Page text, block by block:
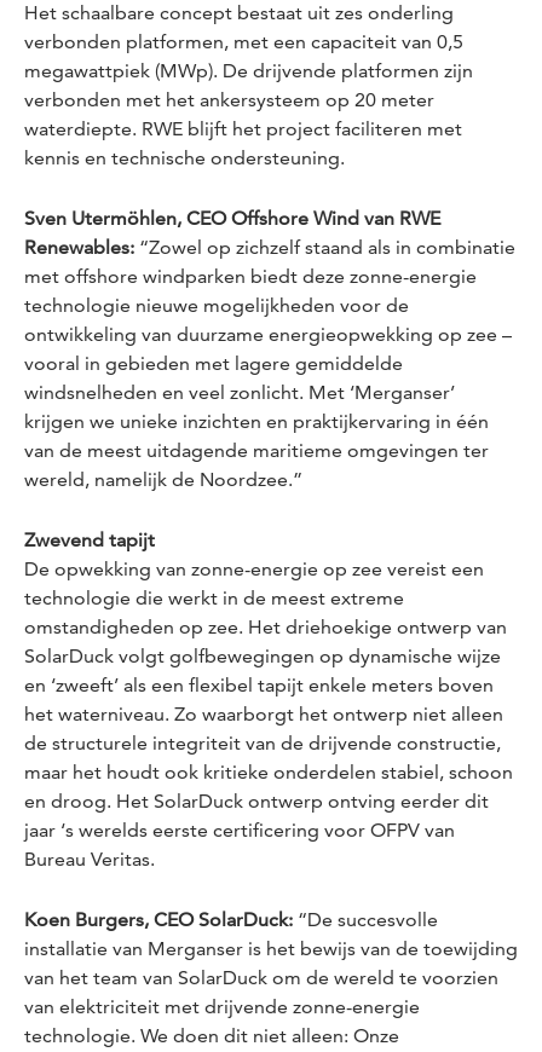
Het schaalbare concept bestaat uit zes onderling
verbonden platformen, met een capaciteit van 0,5
megawattpiek (MWp). De drijvende platformen zijn
verbonden met het ankersysteem op 20 meter
waterdiepte. RWE blijft het project faciliteren met
kennis en technische ondersteuning.
Sven Utermöhlen, CEO Offshore Wind van RWE
Renewables: “Zowel op zichzelf staand als in combinatie
met offshore windparken biedt deze zonne-energie
technologie nieuwe mogelijkheden voor de
ontwikkeling van duurzame energieopwekking op zee –
vooral in gebieden met lagere gemiddelde
windsnelheden en veel zonlicht. Met ‘Merganser’
krijgen we unieke inzichten en praktijkervaring in één
van de meest uitdagende maritieme omgevingen ter
wereld, namelijk de Noordzee.”
Zwevend tapijt
De opwekking van zonne-energie op zee vereist een
technologie die werkt in de meest extreme
omstandigheden op zee. Het driehoekige ontwerp van
SolarDuck volgt golfbewegingen op dynamische wijze
en ‘zweeft’ als een flexibel tapijt enkele meters boven
het waterniveau. Zo waarborgt het ontwerp niet alleen
de structurele integriteit van de drijvende constructie,
maar het houdt ook kritieke onderdelen stabiel, schoon
en droog. Het SolarDuck ontwerp ontving eerder dit
jaar ‘s werelds eerste certificering voor OFPV van
Bureau Veritas.
Koen Burgers, CEO SolarDuck: “De succesvolle
installatie van Merganser is het bewijs van de toewijding
van het team van SolarDuck om de wereld te voorzien
van elektriciteit met drijvende zonne-energie
technologie. We doen dit niet alleen: Onze